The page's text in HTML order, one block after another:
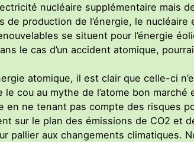
nucléaire supplémentaire mais
de production de l’énergie, le nucléaire
se situent pour l’énergie
le cas d’un accident atomique,
atomique, il est clair que celle-ci
cou au mythe de l’atome bon marché
en ne tenant pas compte des risques
sur le plan des émissions de CO2 et
pallier aux changements climatiques.